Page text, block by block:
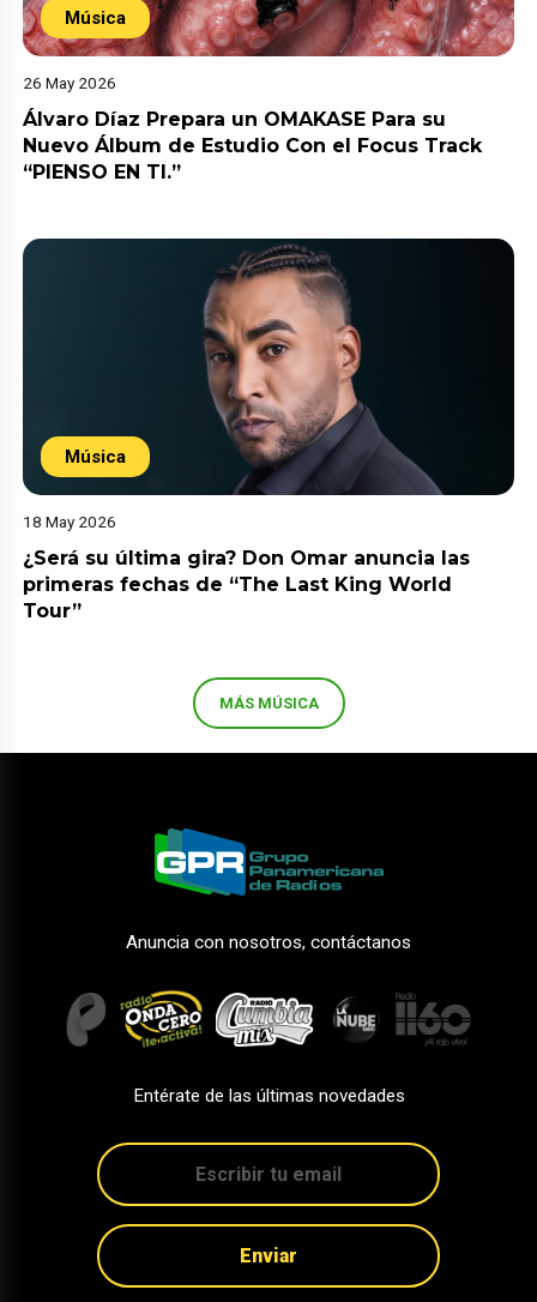
Música
26 May 2026
Álvaro Díaz Prepara un OMAKASE Para su
Nuevo Álbum de Estudio Con el Focus Track
“PIENSO EN TI.”
Música
18 May 2026
¿Será su última gira? Don Omar anuncia las
primeras fechas de “The Last King World
Tour”
MÁS MÚSICA
Anuncia con nosotros, contáctanos
Entérate de las últimas novedades
Enviar